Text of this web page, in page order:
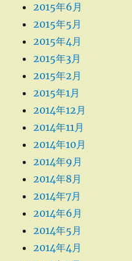
2015年6月
2015年5月
2015年4月
2015年3月
2015年2月
2015年1月
2014年12月
2014年11月
2014年10月
2014年9月
2014年8月
2014年7月
2014年6月
2014年5月
2014年4月